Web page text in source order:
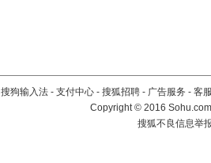
搜狗输入法 - 支付中心 - 搜狐招聘 - 广告服务 - 客
Copyright©2016
搜狐不良信息举